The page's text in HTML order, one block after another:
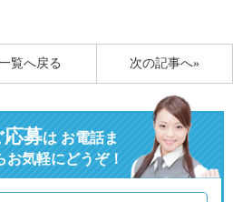
次の記事へ»
覧へ戻る
募はお電話ま
お気軽にどうぞ！